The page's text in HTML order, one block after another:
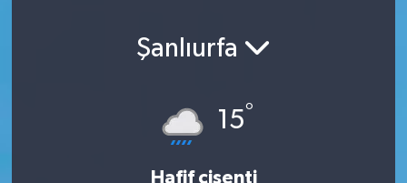
Şanlıurfa
15°
Hafif çisenti